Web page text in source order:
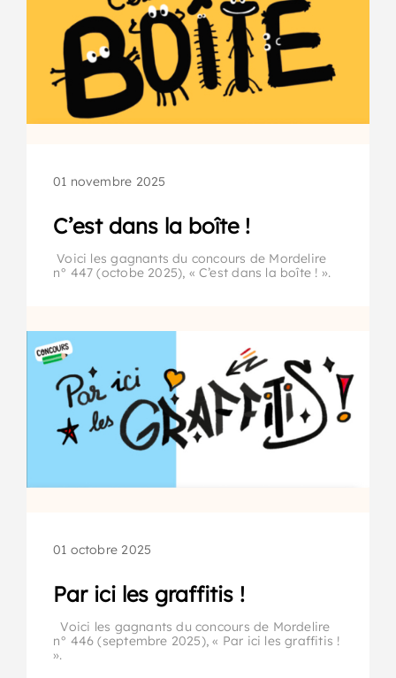
01 novembre 2025
C’est dans la boîte !
Voici les gagnants du concours de Mordelire
n° 447 (octobe 2025), « C’est dans la boîte ! ».
01 octobre 2025
Par ici les graffitis !
Voici les gagnants du concours de Mordelire
n° 446 (septembre 2025), « Par ici les graffitis !
».